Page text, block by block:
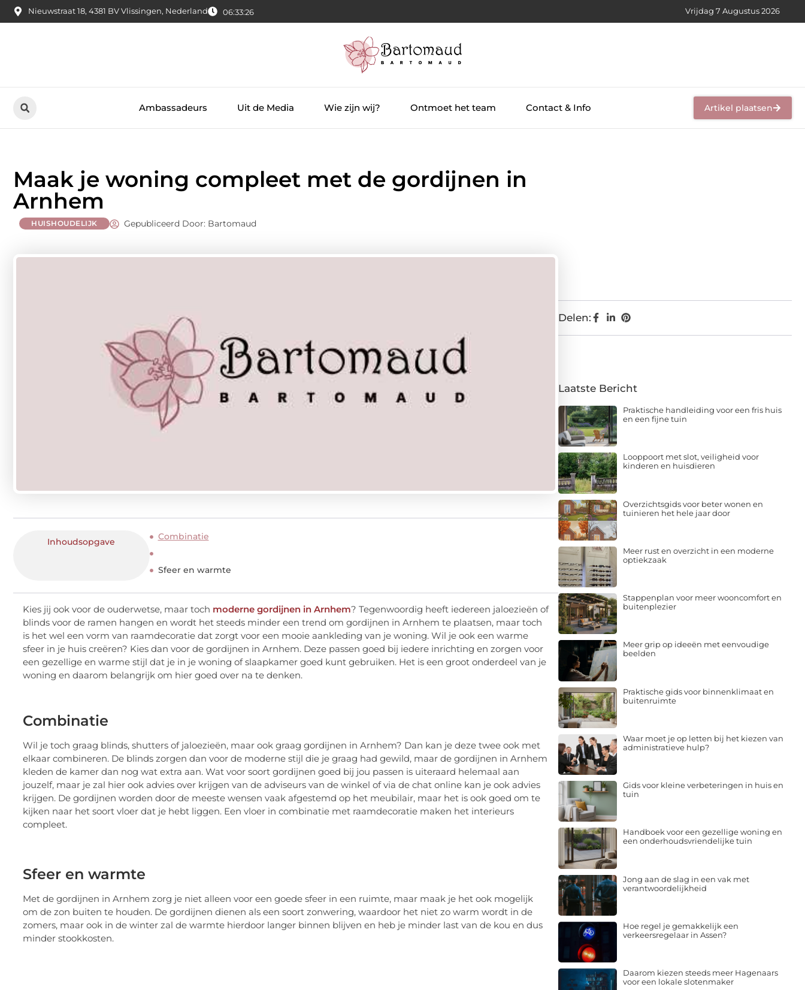
Nieuwstraat 18, 4381 BV Vlissingen, Nederland 06:33:27 Vrijdag 7 Augustus 2026
Ambassadeurs Uit de Media Wie zijn wij? Ontmoet het team Contact & Info Artikel plaatsen
Maak je woning compleet met de gordijnen in
Arnhem
HUISHOUDELIJK Gepubliceerd Door: Bartomaud
Inhoudsopgave Combinatie
Sfeer en warmte
Kies jij ook voor de ouderwetse, maar toch moderne gordijnen in Arnhem? Tegenwoordig heeft iedereen jaloezieën of
blinds voor de ramen hangen en wordt het steeds minder een trend om gordijnen in Arnhem te plaatsen, maar toch
is het wel een vorm van raamdecoratie dat zorgt voor een mooie aankleding van je woning. Wil je ook een warme
sfeer in je huis creëren? Kies dan voor de gordijnen in Arnhem. Deze passen goed bij iedere inrichting en zorgen voor
een gezellige en warme stijl dat je in je woning of slaapkamer goed kunt gebruiken. Het is een groot onderdeel van je
woning en daarom belangrijk om hier goed over na te denken.
Combinatie
Wil je toch graag blinds, shutters of jaloezieën, maar ook graag gordijnen in Arnhem? Dan kan je deze twee ook met
elkaar combineren. De blinds zorgen dan voor de moderne stijl die je graag had gewild, maar de gordijnen in Arnhem
kleden de kamer dan nog wat extra aan. Wat voor soort gordijnen goed bij jou passen is uiteraard helemaal aan
jouzelf, maar je zal hier ook advies over krijgen van de adviseurs van de winkel of via de chat online kan je ook advies
krijgen. De gordijnen worden door de meeste wensen vaak afgestemd op het meubilair, maar het is ook goed om te
kijken naar het soort vloer dat je hebt liggen. Een vloer in combinatie met raamdecoratie maken het interieurs
compleet.
Sfeer en warmte
Met de gordijnen in Arnhem zorg je niet alleen voor een goede sfeer in een ruimte, maar maak je het ook mogelijk
om de zon buiten te houden. De gordijnen dienen als een soort zonwering, waardoor het niet zo warm wordt in de
zomers, maar ook in de winter zal de warmte hierdoor langer binnen blijven en heb je minder last van de kou en dus
minder stookkosten.
Delen:
Laatste Bericht
Praktische handleiding voor een fris huis
en een fijne tuin
Looppoort met slot, veiligheid voor
kinderen en huisdieren
Overzichtsgids voor beter wonen en
tuinieren het hele jaar door
Meer rust en overzicht in een moderne
optiekzaak
Stappenplan voor meer wooncomfort en
buitenplezier
Meer grip op ideeën met eenvoudige
beelden
Praktische gids voor binnenklimaat en
buitenruimte
Waar moet je op letten bij het kiezen van
administratieve hulp?
Gids voor kleine verbeteringen in huis en
tuin
Handboek voor een gezellige woning en
een onderhoudsvriendelijke tuin
Jong aan de slag in een vak met
verantwoordelijkheid
Hoe regel je gemakkelijk een
verkeersregelaar in Assen?
Daarom kiezen steeds meer Hagenaars
voor een lokale slotenmaker